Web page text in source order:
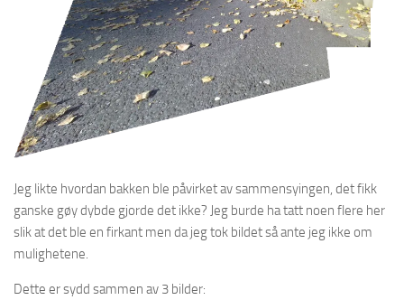
Jeg likte hvordan bakken ble påvirket av sammensyingen, det fikk
ganske gøy dybde gjorde det ikke? Jeg burde ha tatt noen flere her
slik at det ble en firkant men da jeg tok bildet så ante jeg ikke om
mulighetene.
Dette er sydd sammen av 3 bilder: